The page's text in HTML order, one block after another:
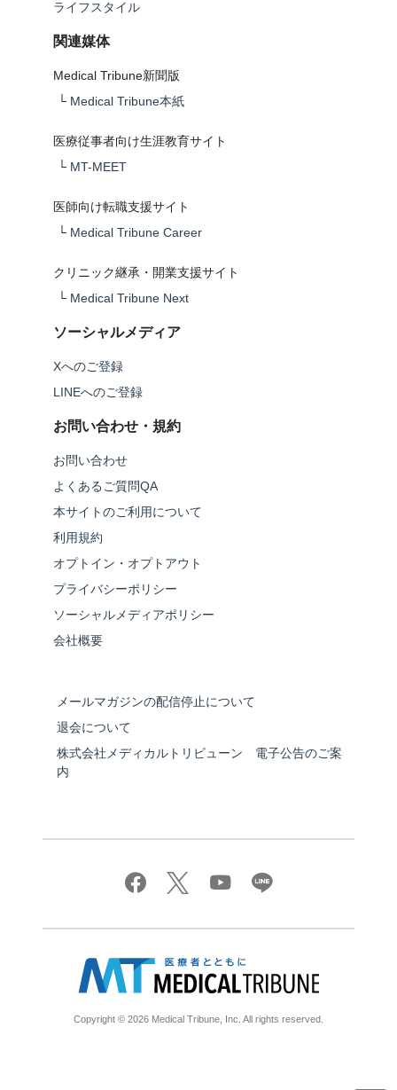
ライフスタイル
関連媒体
Medical Tribune新聞版
└ Medical Tribune本紙
医療従事者向け生涯教育サイト
└ MT-MEET
医師向け転職支援サイト
└ Medical Tribune Career
クリニック継承・開業支援サイト
└ Medical Tribune Next
ソーシャルメディア
Xへのご登録
LINEへのご登録
お問い合わせ・規約
お問い合わせ
よくあるご質問QA
本サイトのご利用について
利用規約
オプトイン・オプトアウト
プライバシーポリシー
ソーシャルメディアポリシー
会社概要
メールマガジンの配信停止について
退会について
株式会社メディカルトリビューン 電子公告のご案
内
Copyright © 2026 Medical Tribune, Inc. All rights reserved.